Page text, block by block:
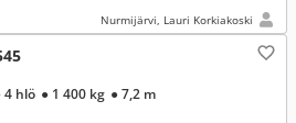
Nurmijärvi, Lauri Korkiakoski
4 hlö ● 1 400 kg ● 7,2 m